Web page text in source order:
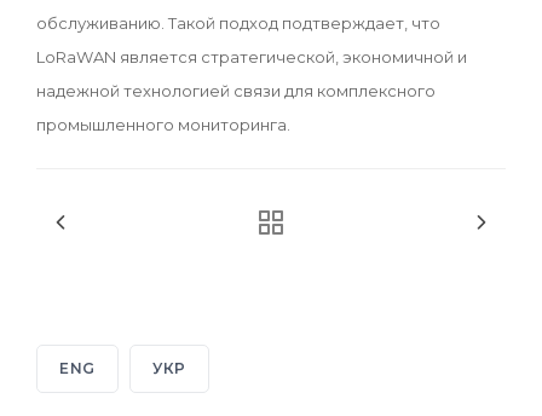
обслуживанию. Такой подход подтверждает, что
LoRaWAN является стратегической, экономичной и
надежной технологией связи для комплексного
промышленного мониторинга.
ENG УКР